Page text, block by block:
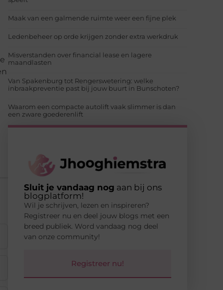
Maak van een galmende ruimte weer een fijne plek
Ledenbeheer op orde krijgen zonder extra werkdruk
Misverstanden over financial lease en lagere
maandlasten
Van Spakenburg tot Rengerswetering: welke
inbraakpreventie past bij jouw buurt in Bunschoten?
Waarom een compacte autolift vaak slimmer is dan
een zware goederenlift
Sluit je vandaag nog aan bij ons
blogplatform!
Wil je schrijven, lezen en inspireren?
Registreer nu en deel jouw blogs met een
breed publiek. Word vandaag nog deel
van onze community!
Registreer nu!